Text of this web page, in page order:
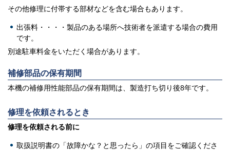
その他修理に付帯する部材などを含む場合もあります。
出張料・・・・製品のある場所へ技術者を派遣する場合の費用
です。
別途駐車料金をいただく場合があります。
補修部品の保有期間
本機の補修用性能部品の保有期間は、製造打ち切り後8年です。
修理を依頼されるとき
修理を依頼される前に
取扱説明書の「故障かな？と思ったら」の項目をご確認くださ